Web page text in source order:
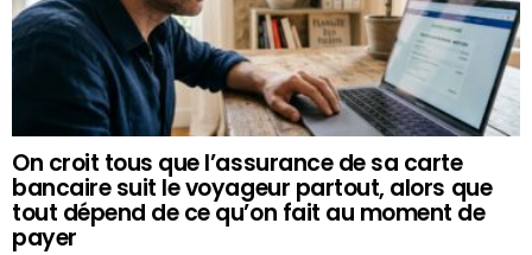
On croit tous que l’assurance de sa carte
bancaire suit le voyageur partout, alors que
tout dépend de ce qu’on fait au moment de
payer